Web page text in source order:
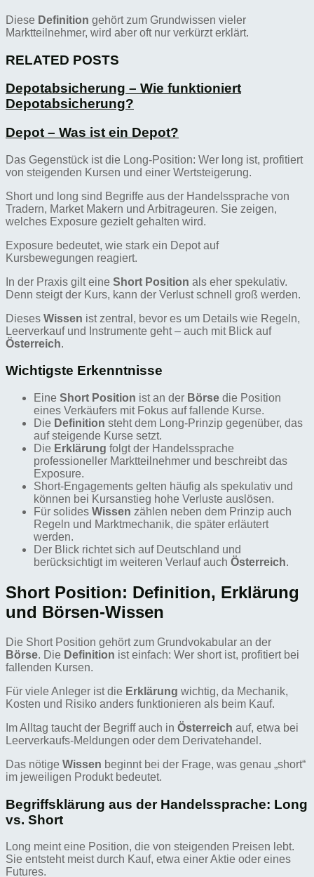
Diese Definition gehört zum Grundwissen vieler
Marktteilnehmer, wird aber oft nur verkürzt erklärt.
RELATED POSTS
Depotabsicherung – Wie funktioniert
Depotabsicherung?
Depot – Was ist ein Depot?
Das Gegenstück ist die Long-Position: Wer long ist, profitiert
von steigenden Kursen und einer Wertsteigerung.
Short und long sind Begriffe aus der Handelssprache von
Tradern, Market Makern und Arbitrageuren. Sie zeigen,
welches Exposure gezielt gehalten wird.
Exposure bedeutet, wie stark ein Depot auf
Kursbewegungen reagiert.
In der Praxis gilt eine Short Position als eher spekulativ.
Denn steigt der Kurs, kann der Verlust schnell groß werden.
Dieses Wissen ist zentral, bevor es um Details wie Regeln,
Leerverkauf und Instrumente geht – auch mit Blick auf
Österreich.
Wichtigste Erkenntnisse
Eine Short Position ist an der Börse die Position
eines Verkäufers mit Fokus auf fallende Kurse.
Die Definition steht dem Long-Prinzip gegenüber, das
auf steigende Kurse setzt.
Die Erklärung folgt der Handelssprache
professioneller Marktteilnehmer und beschreibt das
Exposure.
Short-Engagements gelten häufig als spekulativ und
können bei Kursanstieg hohe Verluste auslösen.
Für solides Wissen zählen neben dem Prinzip auch
Regeln und Marktmechanik, die später erläutert
werden.
Der Blick richtet sich auf Deutschland und
berücksichtigt im weiteren Verlauf auch Österreich.
Short Position: Definition, Erklärung
und Börsen-Wissen
Die Short Position gehört zum Grundvokabular an der
Börse. Die Definition ist einfach: Wer short ist, profitiert bei
fallenden Kursen.
Für viele Anleger ist die Erklärung wichtig, da Mechanik,
Kosten und Risiko anders funktionieren als beim Kauf.
Im Alltag taucht der Begriff auch in Österreich auf, etwa bei
Leerverkaufs-Meldungen oder dem Derivatehandel.
Das nötige Wissen beginnt bei der Frage, was genau „short“
im jeweiligen Produkt bedeutet.
Begriffsklärung aus der Handelssprache: Long
vs. Short
Long meint eine Position, die von steigenden Preisen lebt.
Sie entsteht meist durch Kauf, etwa einer Aktie oder eines
Futures.